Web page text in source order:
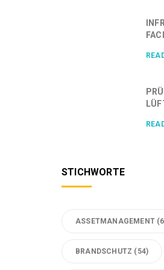
STICHWORTE
ASSETMANAGEMENT
BRANDSCHUTZ (54)